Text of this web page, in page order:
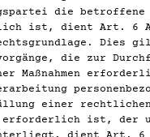
die betroffene
ist, dient Art. 6
Dies
die zur
Maßnahmen
einer
erforderlich ist, der